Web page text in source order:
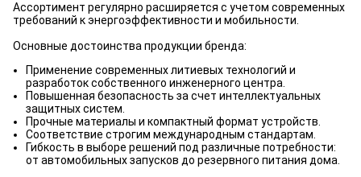
Ассортимент регулярно расширяется с учетом современных
требований к энергоэффективности и мобильности.
Основные достоинства продукции бренда:
Применение современных литиевых технологий и
разработок собственного инженерного центра.
Повышенная безопасность за счет интеллектуальных
защитных систем.
Прочные материалы и компактный формат устройств.
Соответствие строгим международным стандартам.
Гибкость в выборе решений под различные потребности:
от автомобильных запусков до резервного питания дома.